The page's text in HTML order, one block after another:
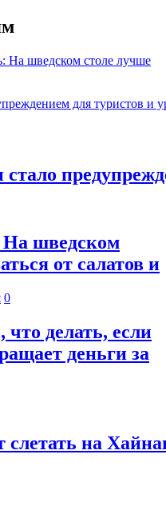
На шведском столе лучше
для туристов и
На шведском
от салатов и
0
что делать, если
деньги за
на